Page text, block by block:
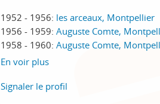
1952 - 1956: les arceaux, Montpellier
1956 - 1959: Auguste Comte,
1958 - 1960: Auguste Comte,
En voir plus
Signaler le profil